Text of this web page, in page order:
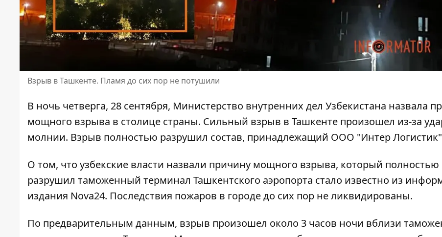
Взрыв в Ташкенте. Пламя до сих пор не потушили
В ночь четверга, 28 сентября, Министерство внутренних дел Узбекистана назвала
мощного взрыва в столице страны. Сильный взрыв в Ташкенте произошел из-за
молнии. Взрыв полностью разрушил состав, принадлежащий ООО "Интер
О том, что узбекские власти назвали причину мощного взрыва, который полностью
разрушил таможенный терминал Ташкентского аэропорта стало известно из
издания Nova24. Последствия пожаров в городе до сих пор не ликвидированы.
По предварительным данным, взрыв произошел около 3 часов ночи вблизи